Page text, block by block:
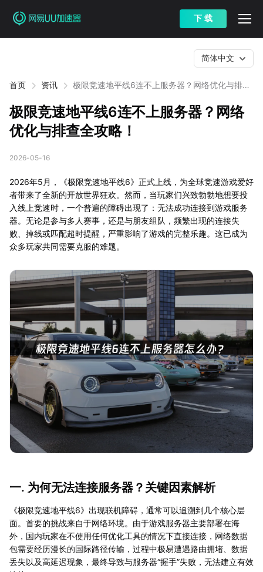
下 载
首页 资讯
极限竞速地平线6连不上服务器？网络优化与排查
简体中文
极限竞速地平线6连不上服务器？网络
优化与排查全攻略！
2026-05-16
2026年5月，《极限竞速地平线6》正式上线，为全球竞速游戏爱好
者带来了全新的开放世界狂欢。然而，当玩家们兴致勃勃地想要投
入线上竞速时，一个普遍的障碍出现了：无法成功连接到游戏服务
器。无论是参与多人赛事，还是与朋友组队，频繁出现的连接失
败、掉线或匹配超时提醒，严重影响了游戏的完整乐趣。这已成为
众多玩家共同需要克服的难题。
一. 为何无法连接服务器？关键因素解析
《极限竞速地平线6》出现联机障碍，通常可以追溯到几个核心层
面。首要的挑战来自于网络环境。由于游戏服务器主要部署在海
外，国内玩家在不使用任何优化工具的情况下直接连接，网络数据
包需要经历漫长的国际路径传输，过程中极易遭遇路由拥堵、数据
丢失以及高延迟现象，最终导致与服务器“握手”失败，无法建立有效